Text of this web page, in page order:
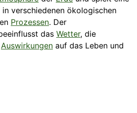
verschiedenen ökologischen
Prozessen. Der
das Wetter, die
Auswirkungen auf das Leben und